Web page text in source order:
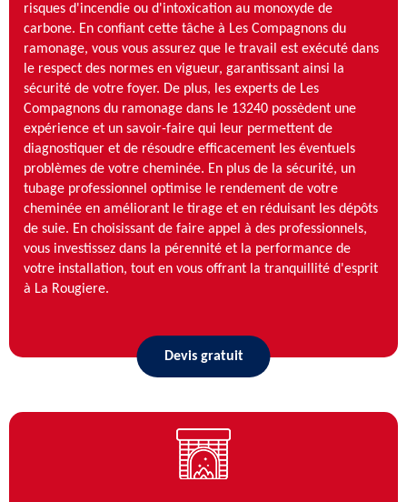
risques d'incendie ou d'intoxication au monoxyde de
carbone. En confiant cette tâche à Les Compagnons du
ramonage, vous vous assurez que le travail est exécuté dans
le respect des normes en vigueur, garantissant ainsi la
sécurité de votre foyer. De plus, les experts de Les
Compagnons du ramonage dans le 13240 possèdent une
expérience et un savoir-faire qui leur permettent de
diagnostiquer et de résoudre efficacement les éventuels
problèmes de votre cheminée. En plus de la sécurité, un
tubage professionnel optimise le rendement de votre
cheminée en améliorant le tirage et en réduisant les dépôts
de suie. En choisissant de faire appel à des professionnels,
vous investissez dans la pérennité et la performance de
votre installation, tout en vous offrant la tranquillité d'esprit
à La Rougiere.
Devis gratuit